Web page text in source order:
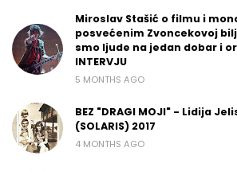
Miroslav Stašić o filmu i
posvećenim Zvoncekovoj
smo ljude na jedan dobar i
INTERVJU
5 MONTHS AGO
BEZ "DRAGI MOJI" - Lidija
(SOLARIS) 2017
4 MONTHS AGO